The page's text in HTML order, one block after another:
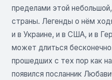
пределами этой
страны. Легенды о нём
и в Украине, и в США, и в
может длиться
прошедших с тех пор как
появился посланник